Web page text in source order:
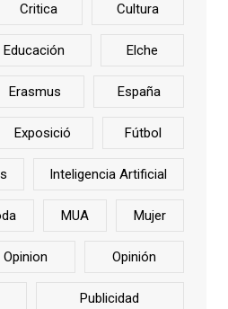
Critica Cultura
Educación Elche
Erasmus España
Exposició Fútbol
Inteligencia Artificial
MUA Mujer
Opinion Opinión
Publicidad